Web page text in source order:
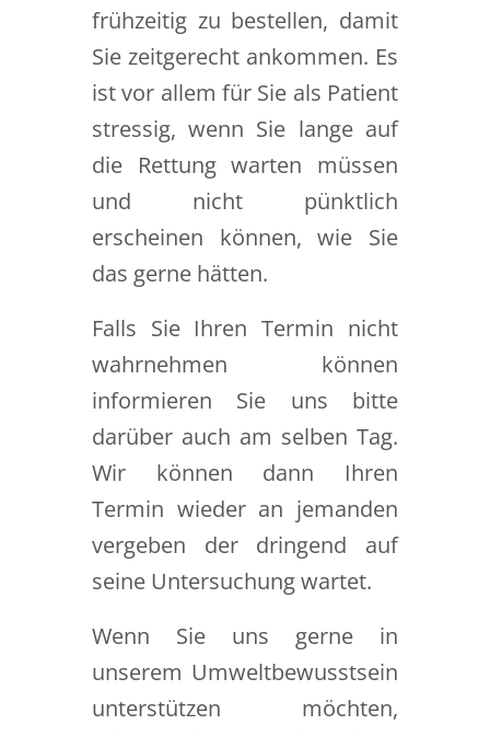
frühzeitig zu bestellen, damit
Sie zeitgerecht ankommen. Es
ist vor allem für Sie als Patient
stressig, wenn Sie lange auf
die Rettung warten müssen
und nicht pünktlich
erscheinen können, wie Sie
das gerne hätten.
Falls Sie Ihren Termin nicht
wahrnehmen können
informieren Sie uns bitte
darüber auch am selben Tag.
Wir können dann Ihren
Termin wieder an jemanden
vergeben der dringend auf
seine Untersuchung wartet.
Wenn Sie uns gerne in
unserem Umweltbewusstsein
unterstützen möchten,